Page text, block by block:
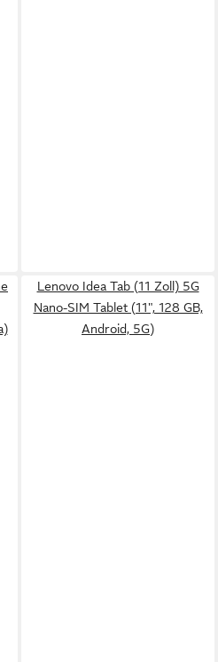
Lenovo Idea Tab (11 Zoll) 5G
Nano-SIM Tablet (11", 128 GB,
Android, 5G)